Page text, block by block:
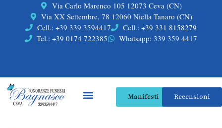
Via Carlo Marenco 105 12073 Ceva (CN)
Via XX Settembre, 78 12060 Niella Tanaro (CN)
Cell.: +39 339 3594417
Cell.: +39 331 8158279
Tel.: +39 0174 722385
Whatsapp: 339 359 4417
Manifesti Recensioni